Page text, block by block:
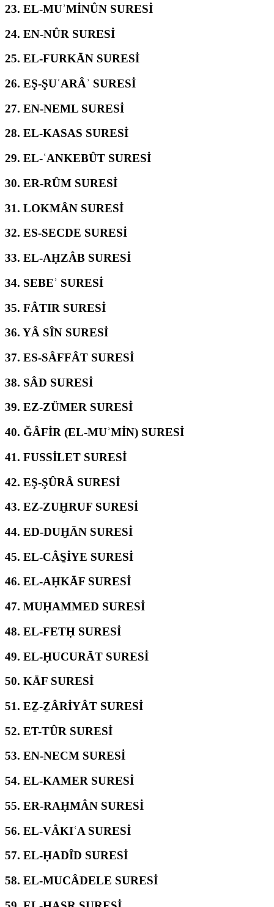
23. EL-MUʾMİNÛN SURESİ
24. EN-NÛR SURESİ
25. EL-FURKĀN SURESİ
26. EŞ-ŞUʿARÂʾ SURESİ
27. EN-NEML SURESİ
28. EL-KASAS SURESİ
29. EL-ʿANKEBÛT SURESİ
30. ER-RÛM SURESİ
31. LOKMÂN SURESİ
32. ES-SECDE SURESİ
33. EL-AḤZÂB SURESİ
34. SEBEʾ SURESİ
35. FÂTIR SURESİ
36. YÂ SÎN SURESİ
37. ES-SÂFFÂT SURESİ
38. SÂD SURESİ
39. EZ-ZÜMER SURESİ
40. ĞÂFİR (EL-MUʾMİN) SURESİ
41. FUSSİLET SURESİ
42. EŞ-ŞÛRÂ SURESİ
43. EZ-ZUḪRUF SURESİ
44. ED-DUḪĀN SURESİ
45. EL-CÂS̱İYE SURESİ
46. EL-AḤKĀF SURESİ
47. MUḤAMMED SURESİ
48. EL-FETḤ SURESİ
49. EL-ḤUCURĀT SURESİ
50. KĀF SURESİ
51. EẔ-ẔÂRİYÂT SURESİ
52. ET-TÛR SURESİ
53. EN-NECM SURESİ
54. EL-KAMER SURESİ
55. ER-RAḤMÂN SURESİ
56. EL-VÂKIʿA SURESİ
57. EL-ḤADÎD SURESİ
58. EL-MUCÂDELE SURESİ